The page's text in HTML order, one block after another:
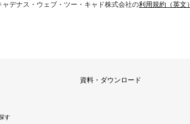
ャデナス・ウェブ・ツー・キャド株式会社の利用規約（英文）
す
資料・ダウンロード